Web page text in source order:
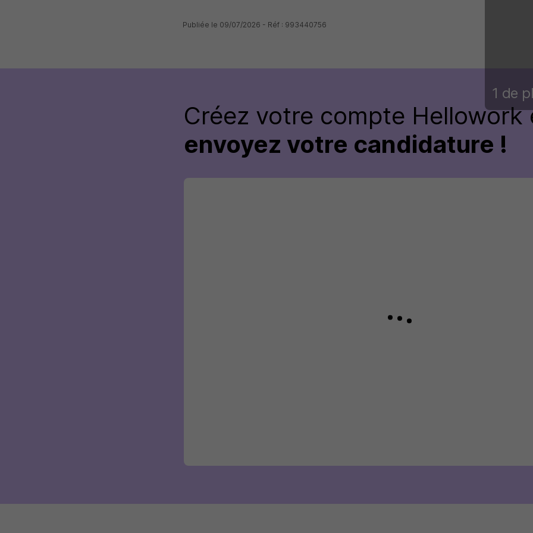
1 de
Publiée le 09/07/2026 - Réf : 993440756
Créez votre compte Hellowork
envoyez votre candidature !